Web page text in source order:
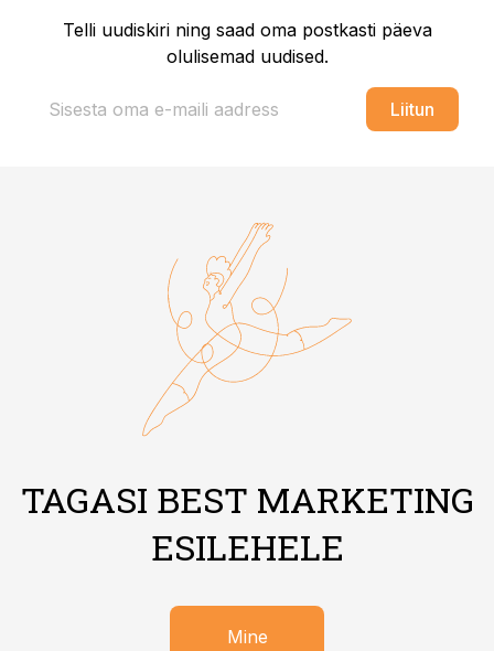
Telli uudiskiri ning saad oma postkasti päeva
olulisemad uudised.
Liitun
TAGASI BEST MARKETING
ESILEHELE
Mine